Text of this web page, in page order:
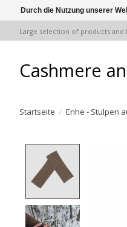
Large selection of products and
Cashmere
Startseite / Enhe - Stulpen
Durch die Nutzung unserer